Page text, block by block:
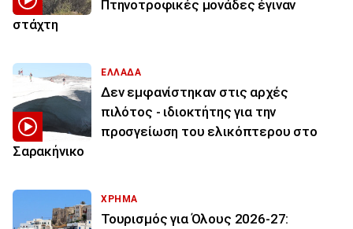
Πτηνοτροφικές μονάδες έγιναν
στάχτη
ΕΛΛΑΔΑ
Δεν εμφανίστηκαν στις αρχές
πιλότος - ιδιοκτήτης για την
προσγείωση του ελικόπτερου στο
Σαρακήνικο
ΧΡΗΜΑ
Τουρισμός για Όλους 2026-27: